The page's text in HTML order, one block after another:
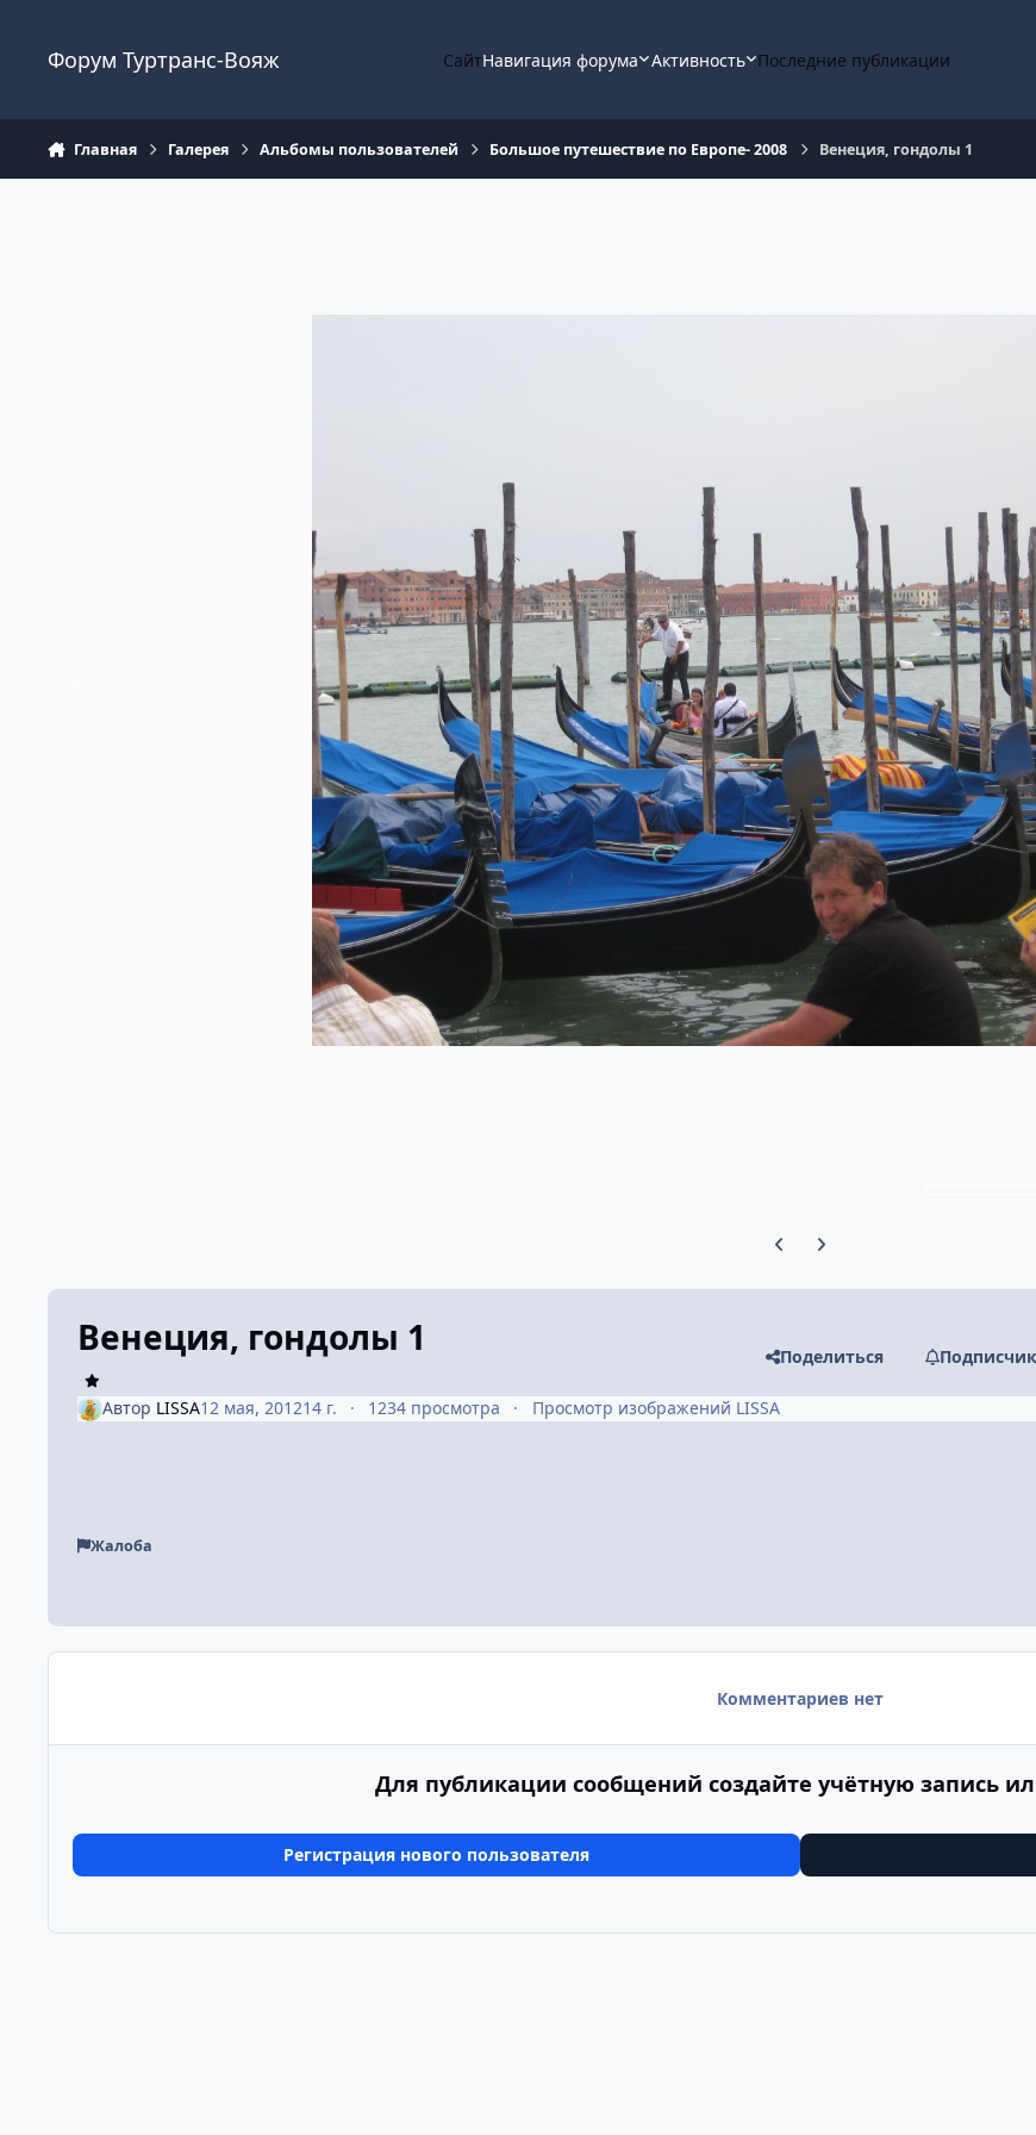
Форум Туртранс-Вояж СайтНавигация форума Активность Последние публикации
Главная Галерея Альбомы пользователей Большое путешествие по Европе- 2008 Венеция, гондолы 1
Предыдущий слайд карусели
Следующий слайд карусели
Венеция, гондолы 1 Поделиться
Автор LISSA12 мая, 201214 г. 1234 просмотра Просмотр изображений LISSA
Жалоба
Комментариев нет
Для публикации сообщений создайте учётную запись
Регистрация нового пользователя